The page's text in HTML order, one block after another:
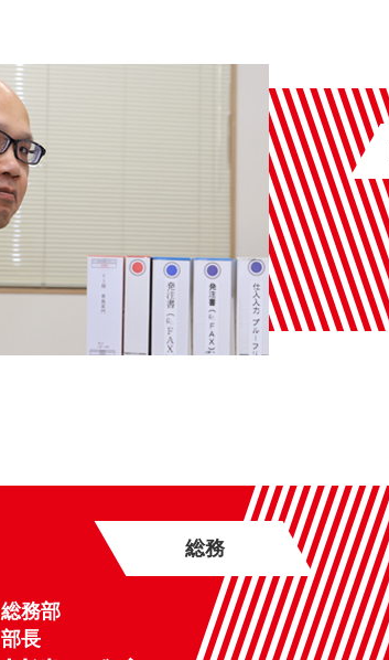
総務
総務部
部長